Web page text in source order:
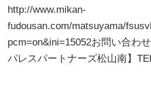
http://www.mikan-
fudousan.com/matsuyama/
pcm=on&ini=15052お問い合わ
パレスパートナーズ松山南】